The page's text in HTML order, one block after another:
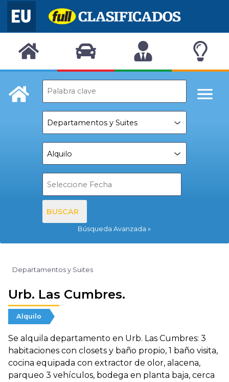
BUSCAR
Búsqueda Avanzada
Departamentos y Suites
Urb. Las Cumbres.
Alquilo
Se alquila departamento en Urb. Las Cumbres: 3
habitaciones con closets y baño propio, 1 baño visita,
cocina equipada con extractor de olor, alacena,
parqueo 3 vehículos, bodega en planta baja, cerca